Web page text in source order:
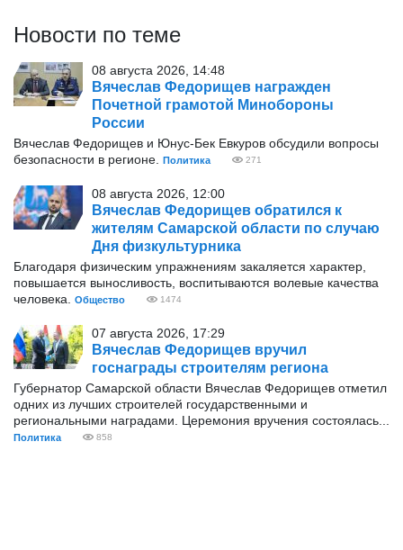
Новости по теме
08 августа 2026, 14:48
Вячеслав Федорищев награжден
Почетной грамотой Минобороны
России
Вячеслав Федорищев и Юнус-Бек Евкуров обсудили вопросы
безопасности в регионе.
Политика 271
08 августа 2026, 12:00
Вячеслав Федорищев обратился к
жителям Самарской области по случаю
Дня физкультурника
Благодаря физическим упражнениям закаляется характер,
повышается выносливость, воспитываются волевые качества
человека.
Общество 1474
07 августа 2026, 17:29
Вячеслав Федорищев вручил
госнаграды строителям региона
Губернатор Самарской области Вячеслав Федорищев отметил
одних из лучших строителей государственными и
региональными наградами. Церемония вручения состоялась...
Политика 858